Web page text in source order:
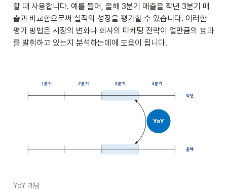
할 때 사용합니다. 예를 들어, 올해 3분기 매출을 작년 3분기 매
출과 비교함으로써 실적의 성장을 평가할 수 있습니다. 이러한
평가 방법은 시장의 변화나 회사의 마케팅 전략이 얼만큼의 효과
를 발휘하고 있는지 분석하는데에 도움이 됩니다.
YoY 개념